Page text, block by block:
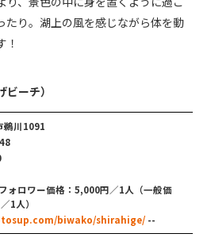
たり。湖上の風を感じながら体を動
！
ーチ）
鵜川1091
ロワー価格：5,000円／1人（一般価
1人）
biwako/shirahige/--